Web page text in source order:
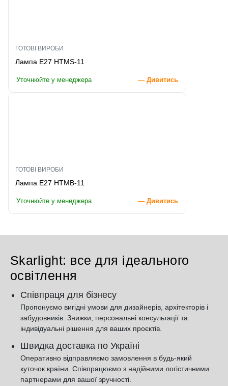
ГОТОВІ ВИРОБИ
Лампа E27 HTMS-11
Уточнюйте у менеджера — Дивитись
ГОТОВІ ВИРОБИ
Лампа E27 HTMB-11
Уточнюйте у менеджера — Дивитись
Skarlight: все для ідеального
освітлення
Співпраця для бізнесу
Пропонуємо вигідні умови для дизайнерів, архітекторів і
забудовників. Знижки, персональні консультації та
індивідуальні рішення для ваших проєктів.
Швидка доставка по Україні
Оперативно відправляємо замовлення в будь-який
куточок країни. Співпрацюємо з надійними логістичними
партнерами для вашої зручності.